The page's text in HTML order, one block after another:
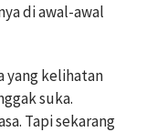
di awal-awal
yang kelihatan
suka.
Tapi sekarang